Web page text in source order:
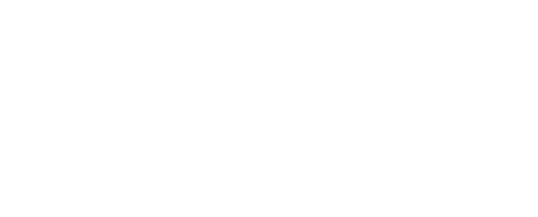
社の共同利用者
とをご了承くだ
」に記載されて
はありません。
品に未対応品が